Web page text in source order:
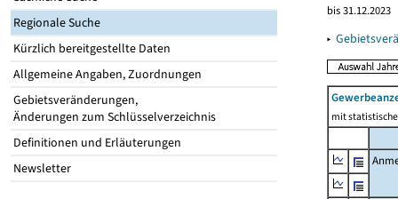
Regionale Suche
Kürzlich bereitgestellte Daten
Allgemeine Angaben, Zuordnungen
Gebietsveränderungen,
Änderungen zum Schlüsselverzeichnis
Definitionen und Erläuterungen
Newsletter
bis 31.12.2023
▸
mit